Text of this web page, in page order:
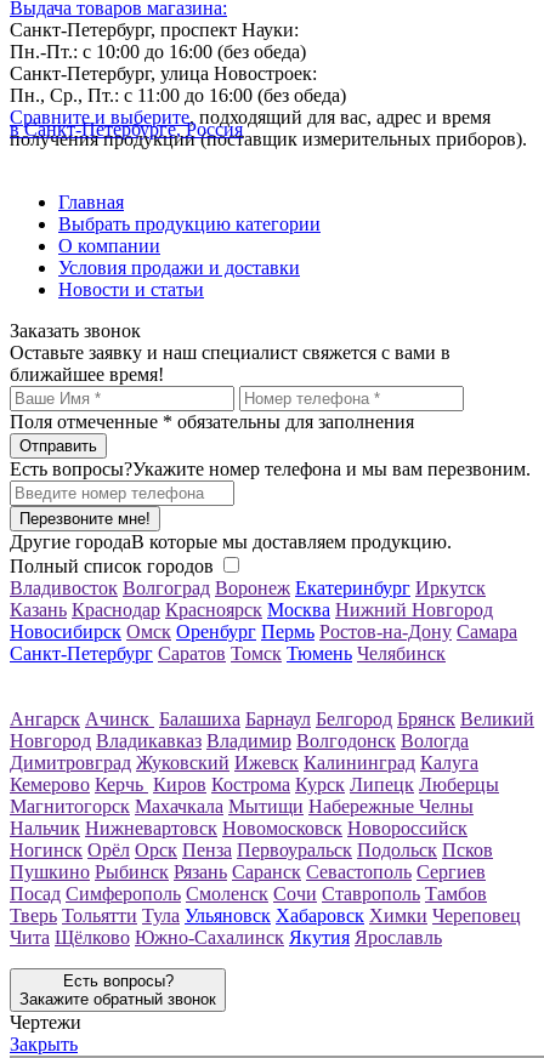
Выдача товаров магазина:
Санкт-Петербург, проспект Науки:
Пн.-Пт.: с 10:00 до 16:00 (без обеда)
Санкт-Петербург, улица Новостроек:
Пн., Ср., Пт.: с 11:00 до 16:00 (без обеда)
Сравните и выберите, подходящий для вас, адрес и время
получения продукции (поставщик измерительных приборов).
в Санкт-Петербурге, Россия
Главная
Выбрать продукцию категории
О компании
Условия продажи и доставки
Новости и статьи
Заказать звонок
Оставьте заявку и наш специалист свяжется с вами в
ближайшее время!
Поля отмеченные * обязательны для заполнения
Есть вопросы?Укажите номер телефона и мы вам перезвоним.
Перезвоните мне!
Другие городаВ которые мы доставляем продукцию.
Полный список городов
Владивосток Волгоград Воронеж Екатеринбург Иркутск
Казань Краснодар Красноярск Москва Нижний Новгород
Новосибирск Омск Оренбург Пермь Ростов-на-Дону Самара
Санкт-Петербург Саратов Томск Тюмень Челябинск
Ангарск Ачинск Балашиха Барнаул Белгород Брянск Великий
Новгород Владикавказ Владимир Волгодонск Вологда
Димитровград Жуковский Ижевск Калининград Калуга
Кемерово Керчь Киров Кострома Курск Липецк Люберцы
Магнитогорск Махачкала Мытищи Набережные Челны
Нальчик Нижневартовск Новомосковск Новороссийск
Ногинск Орёл Орск Пенза Первоуральск Подольск Псков
Пушкино Рыбинск Рязань Саранск Севастополь Сергиев
Посад Симферополь Смоленск Сочи Ставрополь Тамбов
Тверь Тольятти Тула Ульяновск Хабаровск Химки Череповец
Чита Щёлково Южно-Сахалинск Якутия Ярославль
Есть вопросы?
Закажите обратный звонок
Чертежи
Закрыть